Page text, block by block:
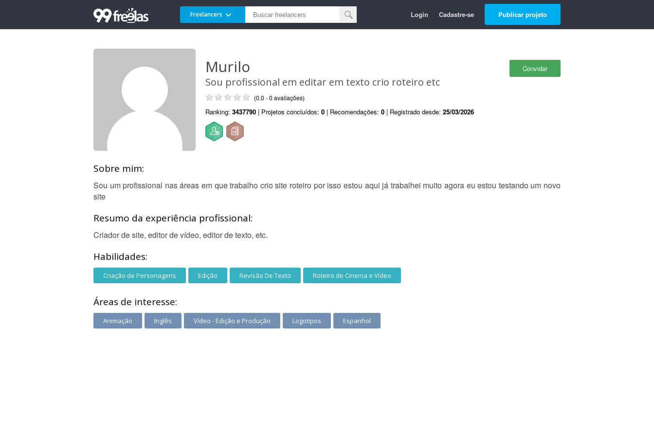
Freelancers Login Cadastre-se Publicar projeto
Convidar
Murilo
Sou profissional em editar em texto crio roteiro etc
(0.0 - 0 avaliações)
Ranking: 3437790 | Projetos concluídos: 0 | Recomendações: 0 | Registrado desde: 25/03/2026
Sobre mim:
Sou um profissional nas áreas em que trabalho crio site roteiro por isso estou aqui já trabalhei muito agora eu estou testando um novo
site
Resumo da experiência profissional:
Criador de site, editor de vídeo, editor de texto, etc.
Habilidades:
Criação de Personagens Edição Revisão De Texto Roteiro de Cinema e Vídeo
Áreas de interesse:
Animação Inglês Vídeo - Edição e Produção Logotipos Espanhol